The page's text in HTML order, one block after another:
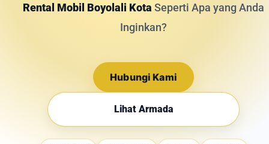
Rental Mobil Boyolali Kota Seperti Apa yang Anda
Inginkan?
Hubungi Kami
Lihat Armada